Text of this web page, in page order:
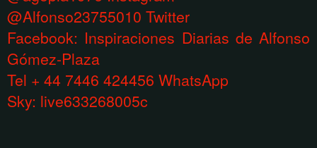
@Alfonso23755010 Twitter
Facebook: Inspiraciones Diarias de Alfonso
Gómez-Plaza
Tel + 44 7446 424456 WhatsApp
Sky: live633268005c